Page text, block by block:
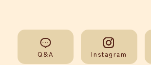
Q&A Instagram